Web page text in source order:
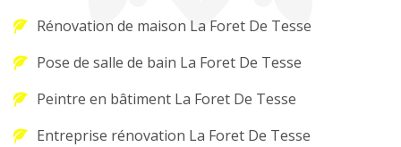
Rénovation de maison La Foret De Tesse
Pose de salle de bain La Foret De Tesse
Peintre en bâtiment La Foret De Tesse
Entreprise rénovation La Foret De Tesse